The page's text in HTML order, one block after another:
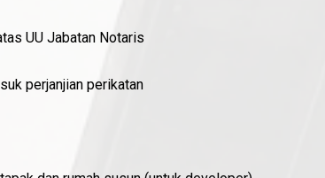
UU Jabatan Notaris
perjanjian perikatan